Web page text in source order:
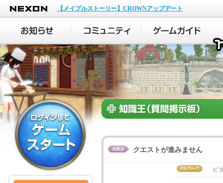
NEXON
【メイプルストーリー】CROWNアップデート
クエストが進みません
ビ